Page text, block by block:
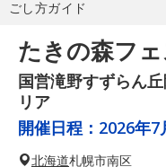
ごし方ガイド
たきの森フ
国営滝野すずらん
リア
開催日程： 2026年7
北海道札幌市南区